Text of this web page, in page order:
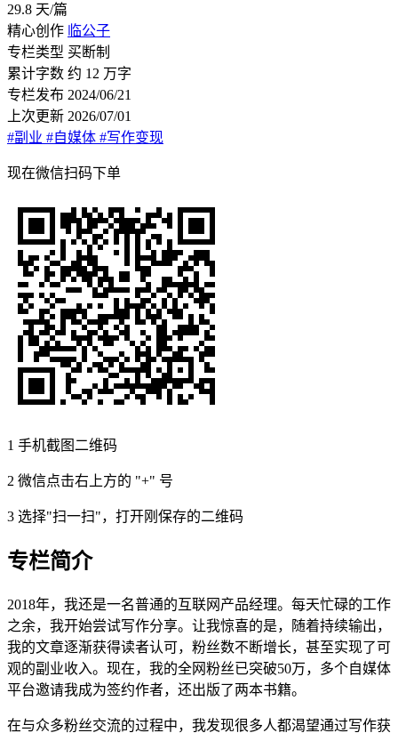
29.8 天/篇
精心创作 临公子
专栏类型 买断制
累计字数 约 12 万字
专栏发布 2024/06/21
上次更新 2026/07/01
#副业 #自媒体 #写作变现
现在微信扫码下单
1 手机截图二维码
2 微信点击右上方的 "+" 号
3 选择"扫一扫"，打开刚保存的二维码
专栏简介
2018年，我还是一名普通的互联网产品经理。每天忙碌的工作
之余，我开始尝试写作分享。让我惊喜的是，随着持续输出，
我的文章逐渐获得读者认可，粉丝数不断增长，甚至实现了可
观的副业收入。现在，我的全网粉丝已突破50万，多个自媒体
平台邀请我成为签约作者，还出版了两本书籍。
在与众多粉丝交流的过程中，我发现很多人都渴望通过写作获